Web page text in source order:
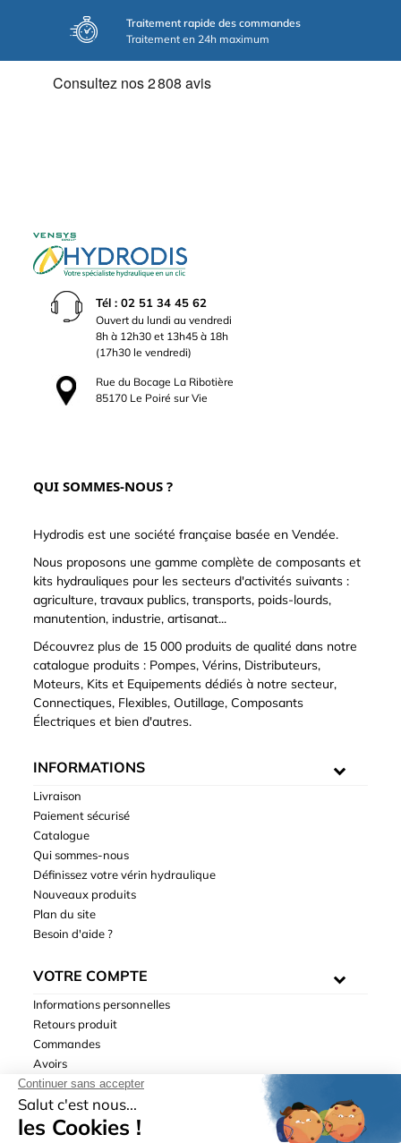
Traitement rapide des commandes
Traitement en 24h maximum
Tél : 02 51 34 45 62
Ouvert du lundi au vendredi
8h à 12h30 et 13h45 à 18h
(17h30 le vendredi)
Rue du Bocage La Ribotière
85170 Le Poiré sur Vie
QUI SOMMES-NOUS ?
Hydrodis est une société française basée en Vendée.
Nous proposons une gamme complète de composants et
kits hydrauliques pour les secteurs d'activités suivants :
agriculture, travaux publics, transports, poids-lourds,
manutention, industrie, artisanat...
Découvrez plus de 15 000 produits de qualité dans notre
catalogue produits : Pompes, Vérins, Distributeurs,
Moteurs, Kits et Equipements dédiés à notre secteur,
Connectiques, Flexibles, Outillage, Composants
Électriques et bien d'autres.
INFORMATIONS
Livraison
Paiement sécurisé
Catalogue
Qui sommes-nous
Définissez votre vérin hydraulique
Nouveaux produits
Plan du site
Besoin d'aide ?
VOTRE COMPTE
Informations personnelles
Retours produit
Commandes
Avoirs
Adresses
Bons de réduction